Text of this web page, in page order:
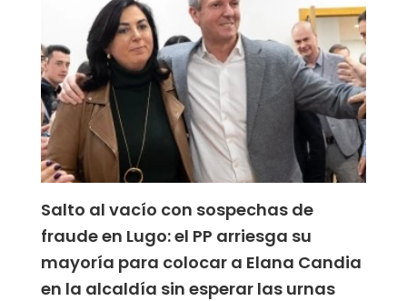
Salto al vacío con sospechas de
fraude en Lugo: el PP arriesga su
mayoría para colocar a Elana Candia
en la alcaldía sin esperar las urnas